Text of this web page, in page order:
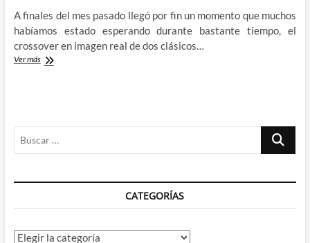
A finales del mes pasado llegó por fin un momento que muchos
habíamos estado esperando durante bastante tiempo, el
crossover en imagen real de dos clásicos…
Ver más¡El
dos
más
héroes
DC
Buscar
CATEGORÍAS
Categorías